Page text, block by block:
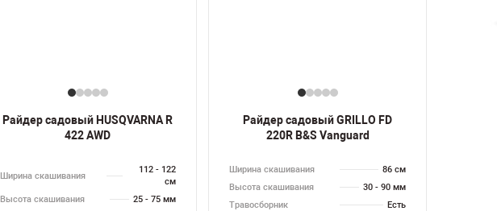
Райдер садовый HUSQVARNA R
422 AWD
Ширина скашивания
112 - 122
см
Высота скашивания
25 - 75 мм
Райдер садовый GRILLO FD
220R B&S Vanguard
Ширина скашивания
86 см
Высота скашивания
30 - 90 мм
Травосборник
Есть